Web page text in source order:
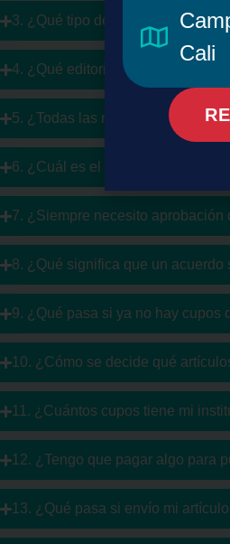
3. ¿Qué tipo de artículos pueden
4. ¿Qué editoriales hacen parte
5. ¿Todas las revistas de estas
6. ¿Cuál es el paso a paso para
7. ¿Siempre necesito aprobación
8. ¿Qué significa que un acuerdo
9. ¿Qué pasa si ya no hay cupos
10. ¿Cómo se decide qué
11. ¿Cuántos cupos tiene mi
12. ¿Tengo que pagar algo para
13. ¿Qué pasa si envío mi
Cali